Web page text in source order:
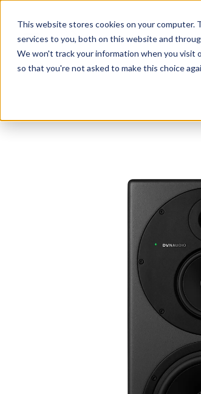
This website stores cookies on your computer.
services to you, both on this website and
We won't track your information when you visit
so that you're not asked to make this choice